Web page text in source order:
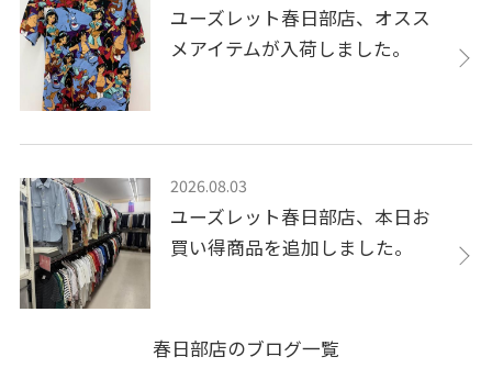
ユーズレット春日部店、オスス
メアイテムが入荷しました。
2026.08.03
ユーズレット春日部店、本日お
買い得商品を追加しました。
春日部店のブログ一覧